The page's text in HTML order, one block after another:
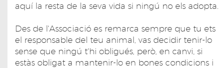
aquí la resta de la seva vida si ningú no els adopta.
Des de l'Associació es remarca sempre que tu ets
el responsable del teu animal, vas decidir tenir-lo
sense que ningú t'hi obligués, però, en canvi, si
estàs obligat a mantenir-lo en bones condicions i